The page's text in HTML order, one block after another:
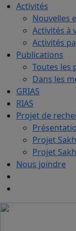
Activités
Nouvelles
Activités à
Activités
Publications
Toutes les
Dans les
GRIAS
RIAS
Projet de
Projet
Projet
Nous joindre